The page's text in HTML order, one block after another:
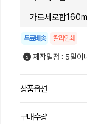
가로세로합
무료배송 칼라인쇄
제작일정 : 5일이
상품옵션
구매수량